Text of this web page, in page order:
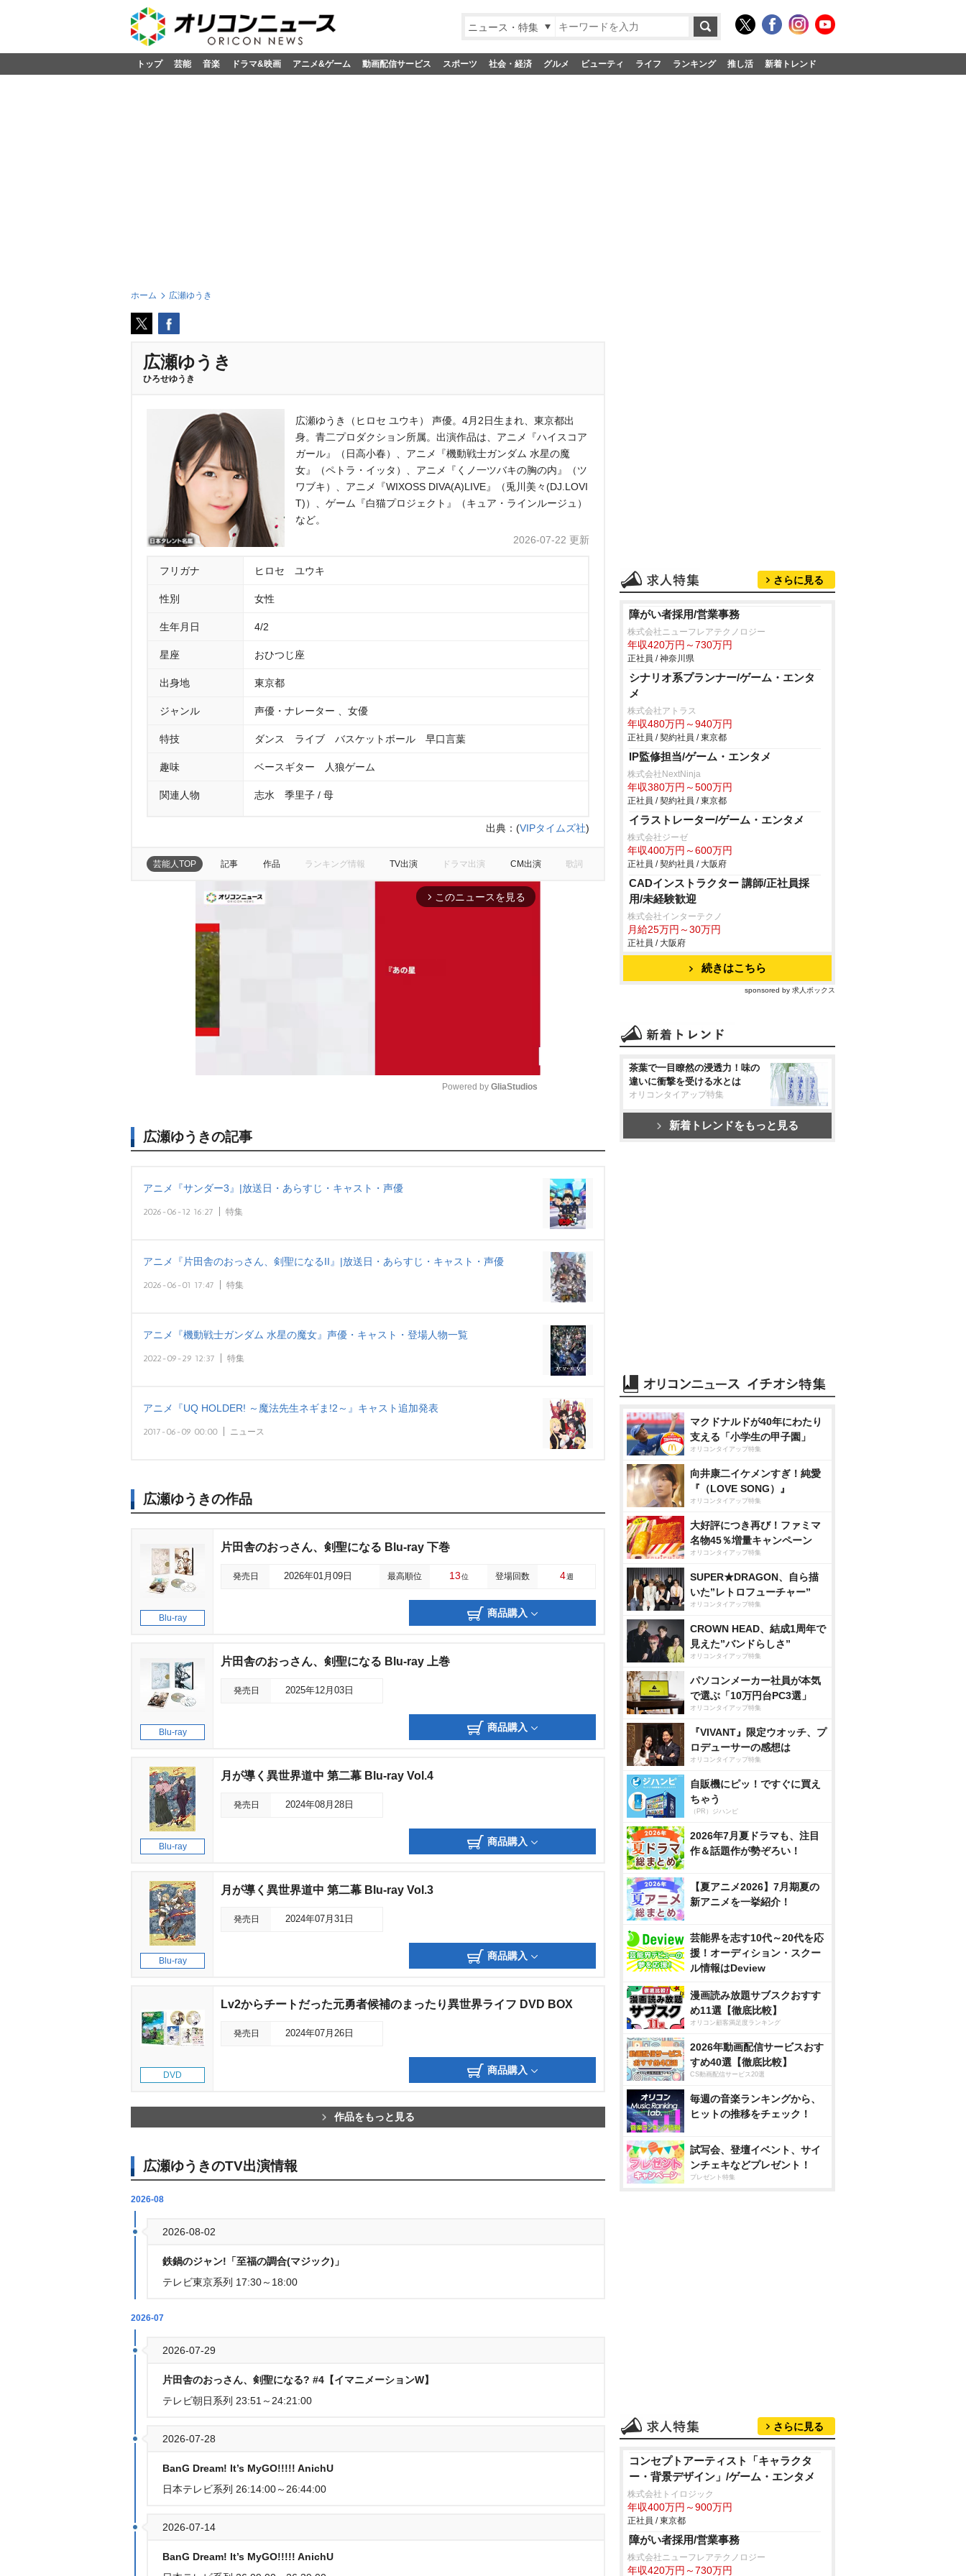
ニュース・特集
トップ 芸能 音楽 ドラマ&映画 アニメ&ゲーム 動画配信サービス スポーツ 社会・経済 グルメ ビューティ ライフ ランキング 推し活 新着トレンド
ホーム 広瀬ゆうき
広瀬ゆうき
ひろせゆうき
広瀬ゆうき（ヒロセ ユウキ） 声優。4月2日生まれ、東京都出
身。青二プロダクション所属。出演作品は、アニメ『ハイスコア
ガール』（日高小春）、アニメ『機動戦士ガンダム 水星の魔
女』（ペトラ・イッタ）、アニメ『くノ一ツバキの胸の内』（ツ
ワブキ）、アニメ『WIXOSS DIVA(A)LIVE』（兎川美々(DJ.LOVI
T)）、ゲーム『白猫プロジェクト』（キュア・ラインルージュ）
など。
2026-07-22 更新
フリガナ ヒロセ ユウキ
性別 女性
生年月日 4/2
星座 おひつじ座
出身地 東京都
ジャンル 声優・ナレーター 、女優
特技 ダンス ライブ バスケットボール 早口言葉
趣味 ベースギター 人狼ゲーム
関連人物 志水 季里子 / 母
出典： (VIPタイムズ社)
芸能人TOP 記事 作品 ランキング情報 TV出演 ドラマ出演 CM出演 歌詞
arrow_forward_ios このニュースを見る
u
Powered by GliaStudios
広瀬ゆうきの記事
アニメ『サンダー3』|放送日・あらすじ・キャスト・声優
2026-06-12 16:27 特集
アニメ『片田舎のおっさん、剣聖になるII』|放送日・あらすじ・キャスト・声優
2026-06-01 17:47 特集
アニメ『機動戦士ガンダム 水星の魔女』声優・キャスト・登場人物一覧
2022-09-29 12:37 特集
アニメ『UQ HOLDER! ～魔法先生ネギま!2～』キャスト追加発表
2017-06-09 00:00 ニュース
広瀬ゆうきの作品
Blu-ray
片田舎のおっさん、剣聖になる Blu-ray 下巻
発売日 2026年01月09日 最高順位 13位 登場回数 4週
商品購入
Blu-ray
片田舎のおっさん、剣聖になる Blu-ray 上巻
発売日 2025年12月03日
商品購入
Blu-ray
月が導く異世界道中 第二幕 Blu-ray Vol.4
発売日 2024年08月28日
商品購入
Blu-ray
月が導く異世界道中 第二幕 Blu-ray Vol.3
発売日 2024年07月31日
商品購入
DVD
Lv2からチートだった元勇者候補のまったり異世界ライフ DVD BOX
発売日 2024年07月26日
商品購入
作品をもっと見る
広瀬ゆうきのTV出演情報
2026-08
2026-08-02
鉄鍋のジャン!「至福の調合(マジック)」
テレビ東京系列 17:30～18:00
2026-07
2026-07-29
片田舎のおっさん、剣聖になる? #4【イマニメーションW】
テレビ朝日系列 23:51～24:21:00
2026-07-28
BanG Dream! It’s MyGO!!!!! AnichU
日本テレビ系列 26:14:00～26:44:00
2026-07-14
BanG Dream! It’s MyGO!!!!! AnichU
さらに見る
障がい者採用/営業事務
株式会社ニューフレアテクノロジー
年収420万円～730万円
正社員 / 神奈川県
シナリオ系プランナー/ゲーム・エンタ
メ
株式会社アトラス
年収480万円～940万円
正社員 / 契約社員 / 東京都
IP監修担当/ゲーム・エンタメ
株式会社NextNinja
年収380万円～500万円
正社員 / 契約社員 / 東京都
イラストレーター/ゲーム・エンタメ
株式会社ジーゼ
年収400万円～600万円
正社員 / 契約社員 / 大阪府
CADインストラクター 講師/正社員採
用/未経験歓迎
株式会社インターテクノ
月給25万円～30万円
正社員 / 大阪府
続きはこちら
sponsored by 求人ボックス
茶葉で一目瞭然の浸透力！味の
違いに衝撃を受ける水とは
オリコンタイアップ特集
新着トレンドをもっと見る
マクドナルドが40年にわたり
支える「小学生の甲子園」
オリコンタイアップ特集
向井康二イケメンすぎ！純愛
『（LOVE SONG）』
オリコンタイアップ特集
大好評につき再び！ファミマ
名物45％増量キャンペーン
オリコンタイアップ特集
SUPER★DRAGON、自ら描
いた”レトロフューチャー”
オリコンタイアップ特集
CROWN HEAD、結成1周年で
見えた”バンドらしさ”
オリコンタイアップ特集
パソコンメーカー社員が本気
で選ぶ「10万円台PC3選」
オリコンタイアップ特集
『VIVANT』限定ウオッチ、プ
ロデューサーの感想は
オリコンタイアップ特集
自販機にピッ！ですぐに買え
ちゃう
（PR）ジハンピ
2026年7月夏ドラマも、注目
作＆話題作が勢ぞろい！
【夏アニメ2026】7月期夏の
新アニメを一挙紹介！
芸能界を志す10代～20代を応
援！オーディション・スクー
ル情報はDeview
漫画読み放題サブスクおすす
め11選【徹底比較】
オリコン顧客満足度ランキング
2026年動画配信サービスおす
すめ40選【徹底比較】
CS動画配信サービス20選
毎週の音楽ランキングから、
ヒットの推移をチェック！
試写会、登壇イベント、サイ
ンチェキなどプレゼント！
プレゼント特集
さらに見る
コンセプトアーティスト「キャラクタ
ー・背景デザイン」/ゲーム・エンタメ
株式会社トイロジック
年収400万円～900万円
正社員 / 東京都
障がい者採用/営業事務
株式会社ニューフレアテクノロジー
年収420万円～730万円